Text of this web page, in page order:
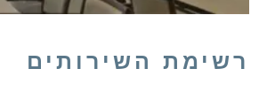
רשימת השירותים